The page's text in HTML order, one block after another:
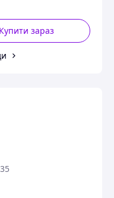
Купити зараз